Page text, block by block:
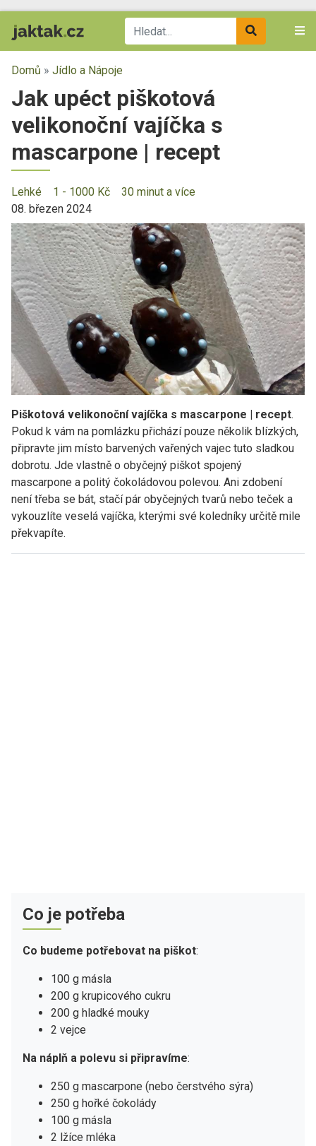
Domů » Jídlo a Nápoje
Jak upéct piškotová
velikonoční vajíčka s
mascarpone | recept
Lehké 1 - 1000 Kč
30 minut a více
08. březen 2024
Piškotová velikonoční vajíčka s mascarpone | recept.
Pokud k vám na pomlázku přichází pouze několik blízkých,
připravte jim místo barvených vařených vajec tuto sladkou
dobrotu. Jde vlastně o obyčejný piškot spojený
mascarpone a politý čokoládovou polevou. Ani zdobení
není třeba se bát, stačí pár obyčejných tvarů nebo teček a
vykouzlíte veselá vajíčka, kterými své koledníky určitě mile
překvapíte.
Co je potřeba
Co budeme potřebovat na piškot:
100 g másla
200 g krupicového cukru
200 g hladké mouky
2 vejce
Na náplň a polevu si připravíme:
250 g mascarpone (nebo čerstvého sýra)
250 g hořké čokolády
100 g másla
2 lžíce mléka